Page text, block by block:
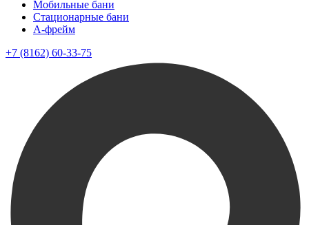
Мобильные бани
Стационарные бани
A-фрейм
+7 (8162) 60-33-75